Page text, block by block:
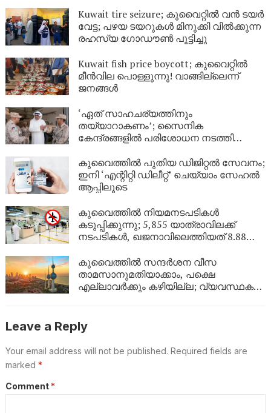
Kuwait tire seizure; കുവൈറ്റിൽ വൻ ടയർ
വേട്ട; പഴയ ടയറുകൾ മിനുക്കി വിൽക്കുന്ന
രഹസ്യ ഗോഡൗൺ പൂട്ടിച്ചു
Kuwait fish price boycott; കുവൈറ്റിൽ
മീൻവില പൊള്ളുന്നു! വാങ്ങില്ലെന്ന്
ജനങ്ങൾ
‘ഏത് സാഹചര്യത്തിനും
തയ്യാറാകണം’; സൈനിക
കേന്ദ്രങ്ങളിൽ പരിശോധന നടത്തി
കുവൈത്തിൽ പുതിയ ഡിജിറ്റൽ സേവനം;
ഇനി ‘എന്റിറ്റി ഡിലീറ്റ്’ ചെയ്യാം സേഹൽ
ആപ്പിലൂടെ
കുവൈത്തിൽ നിയമനടപടികൾ
കടുപ്പിക്കുന്നു; 5,855 യാത്രാവിലക്ക്
നടപടികൾ, ഖജനാവിലെത്തിയത് 8.88
കുവൈത്തിൽ സന്ദർശന വീസ
താമസാനുമതിയാക്കാം, പക്ഷെ
എല്ലാവർക്കും കഴിയില്ല; വ്യവസ്ഥകൾ
Leave a Reply
Your email address will not be published. Required fields are
marked *
Comment *